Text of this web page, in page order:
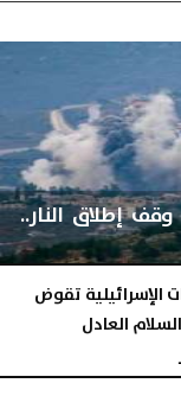
إطلاق النار..
الإسرائيلية تقوض
العادل